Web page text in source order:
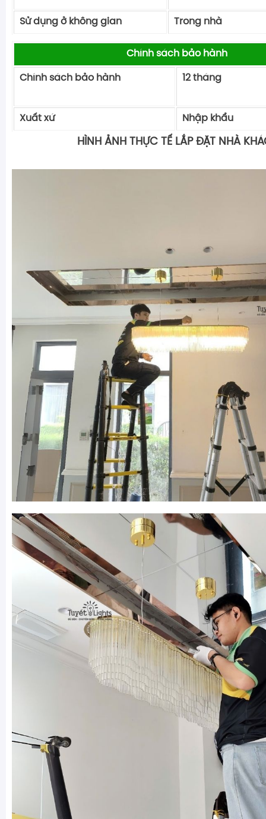
Sử dụng ở không gian Trong nhà
Chính sách bảo hành
Chính sách bảo hành 12
Xuất xứ Nhập khẩu
HÌNH ẢNH THỰC TẾ LẮP ĐẶT NHÀ